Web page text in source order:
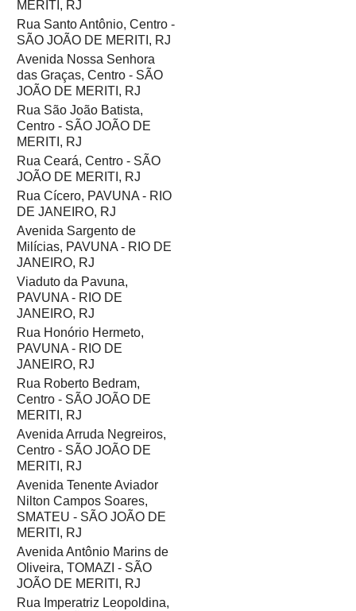
MERITI, RJ
Rua Santo Antônio, Centro -
SÃO JOÃO DE MERITI, RJ
Avenida Nossa Senhora
das Graças, Centro - SÃO
JOÃO DE MERITI, RJ
Rua São João Batista,
Centro - SÃO JOÃO DE
MERITI, RJ
Rua Ceará, Centro - SÃO
JOÃO DE MERITI, RJ
Rua Cícero, PAVUNA - RIO
DE JANEIRO, RJ
Avenida Sargento de
Milícias, PAVUNA - RIO DE
JANEIRO, RJ
Viaduto da Pavuna,
PAVUNA - RIO DE
JANEIRO, RJ
Rua Honório Hermeto,
PAVUNA - RIO DE
JANEIRO, RJ
Rua Roberto Bedram,
Centro - SÃO JOÃO DE
MERITI, RJ
Avenida Arruda Negreiros,
Centro - SÃO JOÃO DE
MERITI, RJ
Avenida Tenente Aviador
Nilton Campos Soares,
SMATEU - SÃO JOÃO DE
MERITI, RJ
Avenida Antônio Marins de
Oliveira, TOMAZI - SÃO
JOÃO DE MERITI, RJ
Rua Imperatriz Leopoldina,